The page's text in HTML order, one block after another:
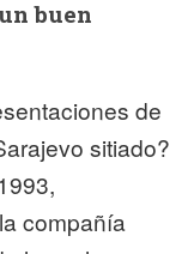
buen
de
sitiado?
compañía